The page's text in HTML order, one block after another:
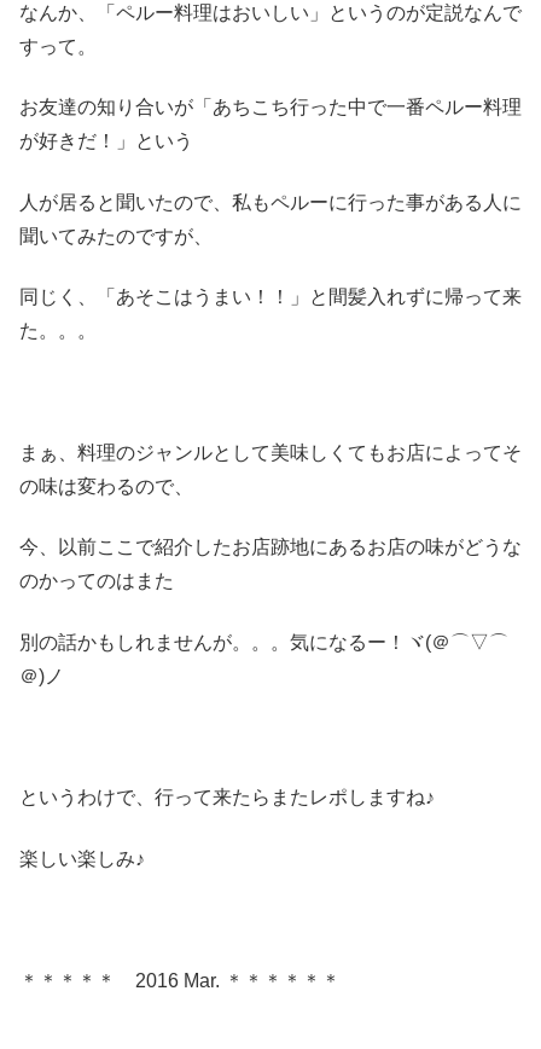
なんか、「ペルー料理はおいしい」というのが定説なんで
すって。
お友達の知り合いが「あちこち行った中で一番ペルー料理
が好きだ！」という
人が居ると聞いたので、私もペルーに行った事がある人に
聞いてみたのですが、
同じく、「あそこはうまい！！」と間髪入れずに帰って来
た。。。
まぁ、料理のジャンルとして美味しくてもお店によってそ
の味は変わるので、
今、以前ここで紹介したお店跡地にあるお店の味がどうな
のかってのはまた
別の話かもしれませんが。。。気になるー！ヾ(＠⌒▽⌒
＠)ノ
というわけで、行って来たらまたレポしますね♪
楽しい楽しみ♪
＊＊＊＊＊ 2016 Mar. ＊＊＊＊＊＊